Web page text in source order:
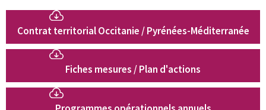
Contrat territorial Occitanie / Pyrénées-Méditerranée
Fiches mesures / Plan d'actions